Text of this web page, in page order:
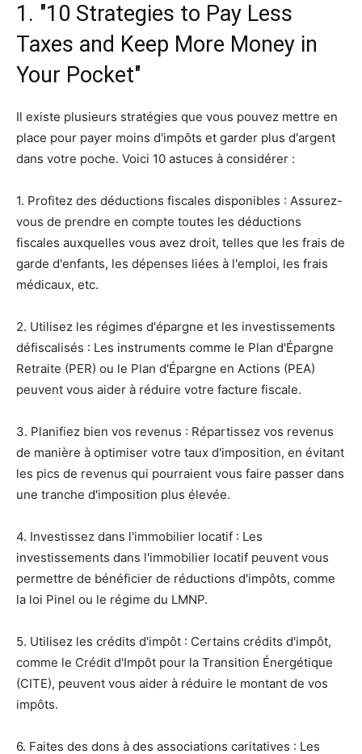
1. "10 Strategies to Pay Less
Taxes and Keep More Money in
Your Pocket"
Il existe plusieurs stratégies que vous pouvez mettre en
place pour payer moins d'impôts et garder plus d'argent
dans votre poche. Voici 10 astuces à considérer :
1. Profitez des déductions fiscales disponibles : Assurez-
vous de prendre en compte toutes les déductions
fiscales auxquelles vous avez droit, telles que les frais de
garde d'enfants, les dépenses liées à l'emploi, les frais
médicaux, etc.
2. Utilisez les régimes d'épargne et les investissements
défiscalisés : Les instruments comme le Plan d'Épargne
Retraite (PER) ou le Plan d'Épargne en Actions (PEA)
peuvent vous aider à réduire votre facture fiscale.
3. Planifiez bien vos revenus : Répartissez vos revenus
de manière à optimiser votre taux d'imposition, en évitant
les pics de revenus qui pourraient vous faire passer dans
une tranche d'imposition plus élevée.
4. Investissez dans l'immobilier locatif : Les
investissements dans l'immobilier locatif peuvent vous
permettre de bénéficier de réductions d'impôts, comme
la loi Pinel ou le régime du LMNP.
5. Utilisez les crédits d'impôt : Certains crédits d'impôt,
comme le Crédit d'Impôt pour la Transition Énergétique
(CITE), peuvent vous aider à réduire le montant de vos
impôts.
6. Faites des dons à des associations caritatives : Les